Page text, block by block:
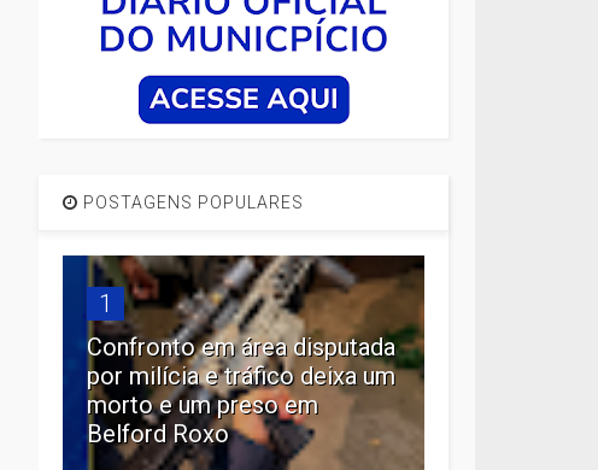
POSTAGENS POPULARES
1
Confronto em área disputada
por milícia e tráfico deixa um
morto e um preso em
Belford Roxo